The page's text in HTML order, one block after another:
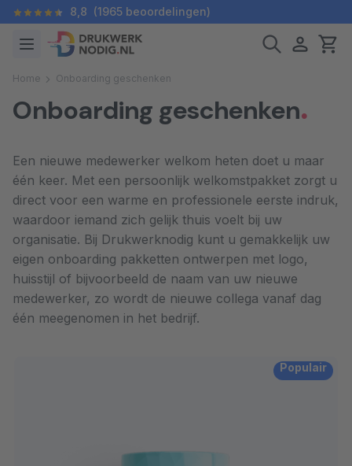
8,8 (1965 beoordelingen)
Home Onboarding geschenken
Onboarding geschenken
Een nieuwe medewerker welkom heten doet u maar
één keer. Met een persoonlijk welkomstpakket zorgt u
direct voor een warme en professionele eerste indruk,
waardoor iemand zich gelijk thuis voelt bij uw
organisatie. Bij Drukwerknodig kunt u gemakkelijk uw
eigen onboarding pakketten ontwerpen met logo,
huisstijl of bijvoorbeeld de naam van uw nieuwe
medewerker, zo wordt de nieuwe collega vanaf dag
één meegenomen in het bedrijf.
Populair